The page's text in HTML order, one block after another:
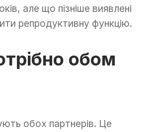
але що пізніше виявлені
репродуктивну функцію.
обом
обох партнерів. Це